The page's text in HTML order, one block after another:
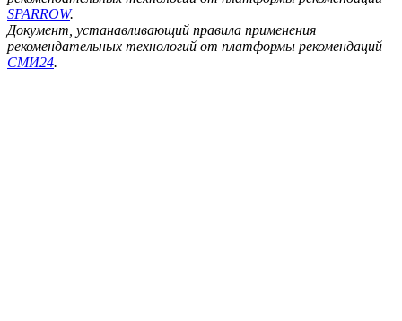
SPARROW.
Документ, устанавливающий правила применения
рекомендательных технологий от платформы рекомендаций
СМИ24.